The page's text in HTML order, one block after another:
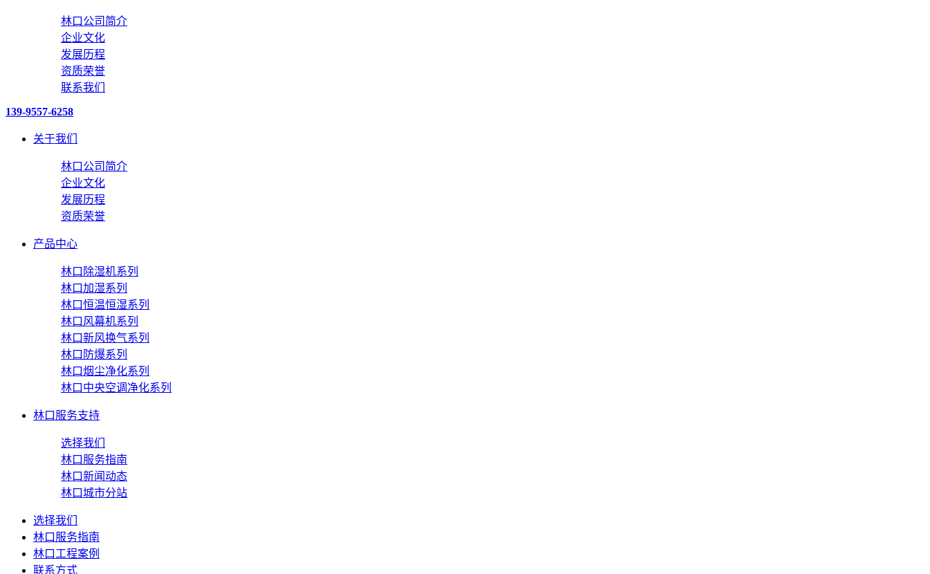
林口公司简介
企业文化
发展历程
资质荣誉
联系我们
139-9557-6258
关于我们
林口公司简介
企业文化
发展历程
资质荣誉
产品中心
林口除湿机系列
林口加湿系列
林口恒温恒湿系列
林口风幕机系列
林口新风换气系列
林口防爆系列
林口烟尘净化系列
林口中央空调净化系列
林口服务支持
选择我们
林口服务指南
林口新闻动态
林口城市分站
选择我们
林口服务指南
林口工程案例
联系方式